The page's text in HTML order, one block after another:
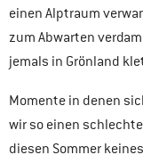
einen Alptraum
zum Abwarten
jemals in Grönland
Momente in denen
wir so einen
diesen Sommer